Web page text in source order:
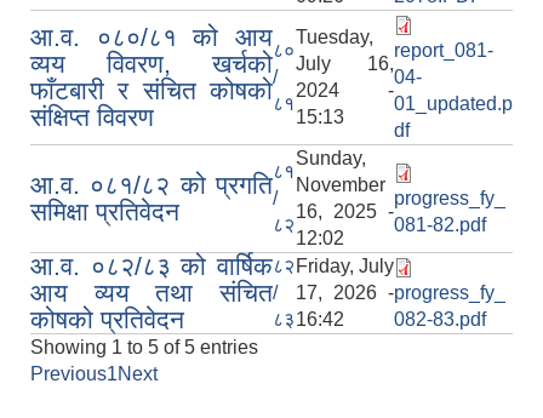
आ.व. ०८०/८१ को आय
व्यय विवरण, खर्चको
फाँटबारी र संचित कोषको
संक्षिप्त विवरण
८०
/
८१
Tuesday,
July 16,
2024 -
15:13
report_081-
04-
01_updated.p
df
आ.व. ०८१/८२ को प्रगति
समिक्षा प्रतिवेदन
८१
/
८२
Sunday,
November
16, 2025 -
12:02
progress_fy_
081-82.pdf
आ.व. ०८२/८३ को वार्षिक
आय व्यय तथा संचित
कोषको प्रतिवेदन
८२
/
८३
Friday, July
17, 2026 -
16:42
progress_fy_
082-83.pdf
Showing 1 to 5 of 5 entries
Previous1Next